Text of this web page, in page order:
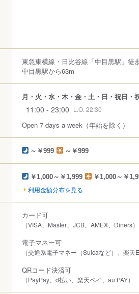
東急東横線・日比谷線「中目黒駅」徒
中目黒駅から63m
月・火・水・木・金・土・日・祝日・
11:00 - 23:00 L.O. 22:30
Open 7 days a week（年始を除く）
～￥999 ～￥999
￥1,000～￥1,999 ￥1,000～￥
利用金額分布を見る
カード可
（VISA、Master、JCB、AMEX、Diners）
電子マネー可
（交通系電子マネー（Suicaなど）、楽
QRコード決済可
（PayPay、d払い、楽天ペイ、au PAY）